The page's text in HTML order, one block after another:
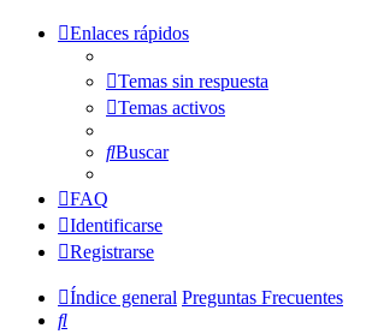
Enlaces rápidos
Temas sin respuesta
Temas activos
Buscar
FAQ
Identificarse
Registrarse
Índice general Preguntas Frecuentes
Buscar